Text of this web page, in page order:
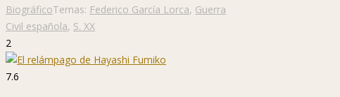
BiográficoTemas: Federico García Lorca, Guerra
Civil española, S. XX
2
7.6